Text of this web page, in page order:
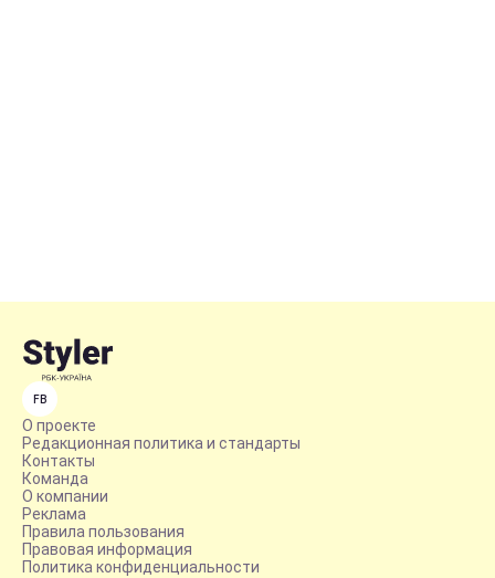
FB
О проекте
Редакционная политика и стандарты
Контакты
Команда
О компании
Реклама
Правила пользования
Правовая информация
Политика конфиденциальности